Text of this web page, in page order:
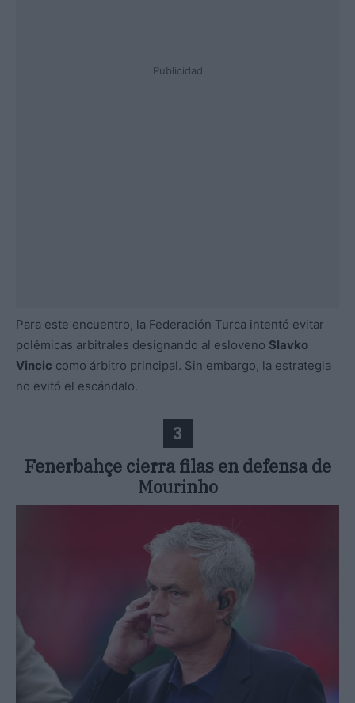
Publicidad
Para este encuentro, la Federación Turca intentó evitar
polémicas arbitrales designando al esloveno Slavko
Vincic como árbitro principal. Sin embargo, la estrategia
no evitó el escándalo.
3
Fenerbahçe cierra filas en defensa de
Mourinho